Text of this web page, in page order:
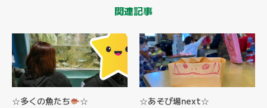
関連記事
☆多くの魚たち ☆ ☆あそび場next☆